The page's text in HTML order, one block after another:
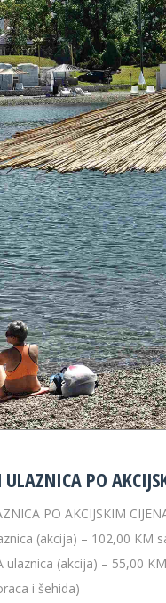
ULAZNICA PO
PO AKCIJSKIM
(akcija) – 102,00
ulaznica (akcija) – 55,00
i šehida)